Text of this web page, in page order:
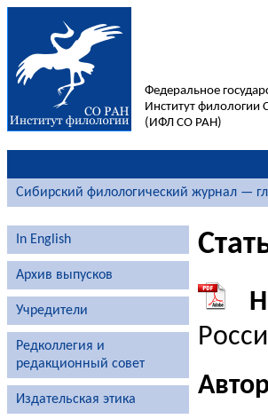
Федеральное
Институт филологии
(ИФЛ СО РАН)
Сибирский филологический журнал —
In English
Архив выпусков
Учредители
Редколлегия и
редакционный совет
Издательская этика